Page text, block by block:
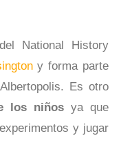
National History
y forma parte
Es otro
los niñosya que
y jugar